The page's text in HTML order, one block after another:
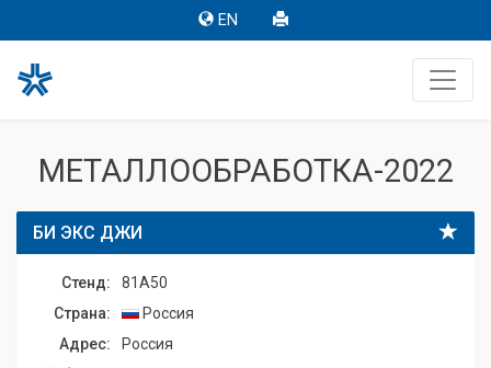
EN
МЕТАЛЛООБРАБОТКА-2022
БИ ЭКС ДЖИ
Стенд:
81A50
Страна:
Россия
Адрес:
Россия